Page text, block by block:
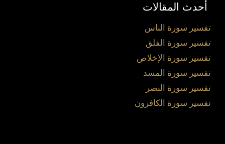
أحدث المقالات
تفسير سورة الناس
تفسير سورة الفلق
تفسير سورة الإخلاص
تفسير سورة المسد
تفسير سورة النصر
تفسير سورة الكافرون